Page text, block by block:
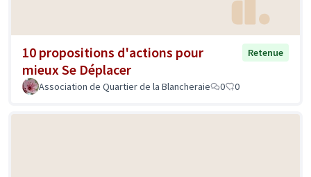
10 propositions d'actions pour
mieux Se Déplacer
Retenue
Association de Quartier de la Blancheraie 0 0